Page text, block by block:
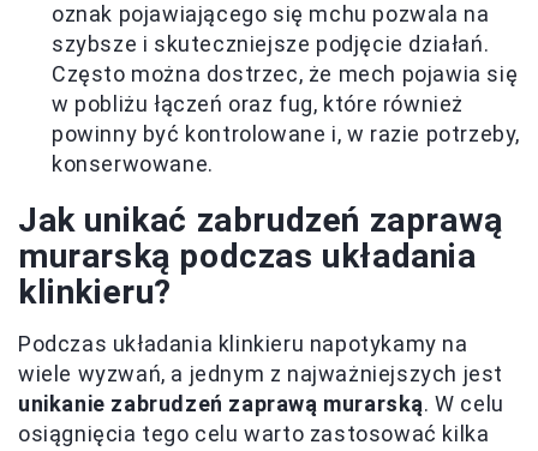
oznak pojawiającego się mchu pozwala na
szybsze i skuteczniejsze podjęcie działań.
Często można dostrzec, że mech pojawia się
w pobliżu łączeń oraz fug, które również
powinny być kontrolowane i, w razie potrzeby,
konserwowane.
Jak unikać zabrudzeń zaprawą
murarską podczas układania
klinkieru?
Podczas układania klinkieru napotykamy na
wiele wyzwań, a jednym z najważniejszych jest
unikanie zabrudzeń zaprawą murarską. W celu
osiągnięcia tego celu warto zastosować kilka